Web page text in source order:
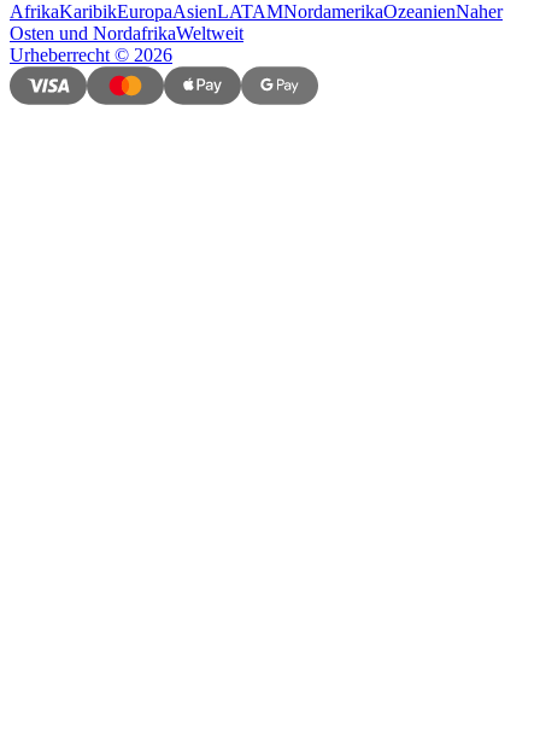
AfrikaKaribikEuropaAsienLATAMNordamerikaOzeanienNaher
Osten und NordafrikaWeltweit
Urheberrecht© 2026